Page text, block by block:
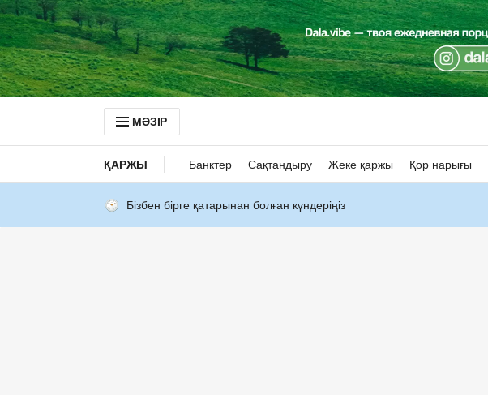
МӘЗІР
ҚАРЖЫ Банктер Сақтандыру Жеке қаржы Қор нарығы
Бізбен бірге қатарынан болған күндеріңіз